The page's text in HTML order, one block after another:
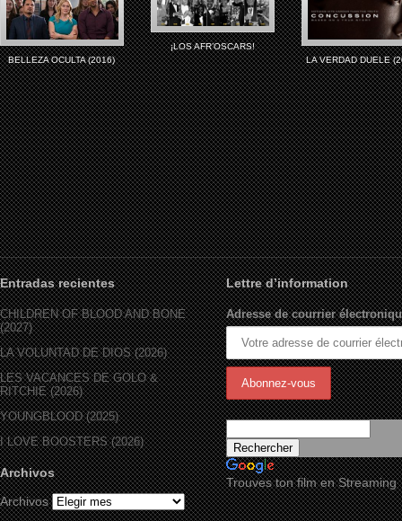
BELLEZA OCULTA (2016)
¡LOS AFR’OSCARS!
LA VERDAD DUELE
Entradas recientes
CHILDREN OF BLOOD AND BONE
(2027)
LA VOLUNTAD DE DIOS (2026)
LES VACANCES DE GOLO &
RITCHIE (2026)
YOUNGBLOOD (2025)
I LOVE BOOSTERS (2026)
Archivos
Archivos
Lettre d’information
Adresse de courrier
Trouves ton film en Streaming